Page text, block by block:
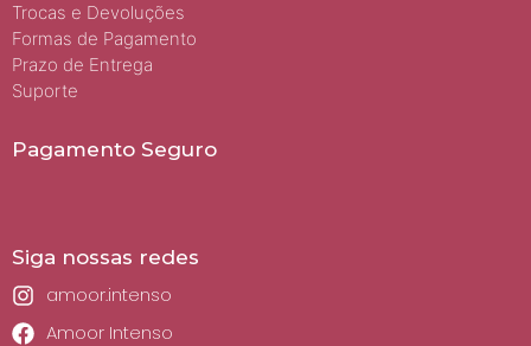
Trocas e Devoluções
Formas de Pagamento
Prazo de Entrega
Suporte
Pagamento Seguro
Siga nossas redes
amoor.intenso
Amoor Intenso